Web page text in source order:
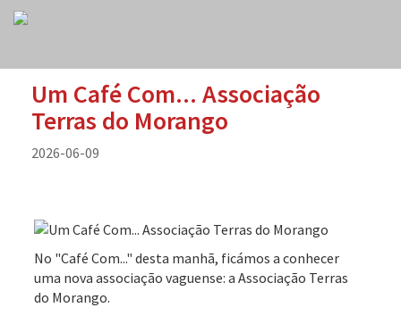
Um Café Com... Associação
Terras do Morango
2026-06-09
No "Café Com..." desta manhã, ficámos a conhecer
uma nova associação vaguense: a Associação Terras
do Morango.